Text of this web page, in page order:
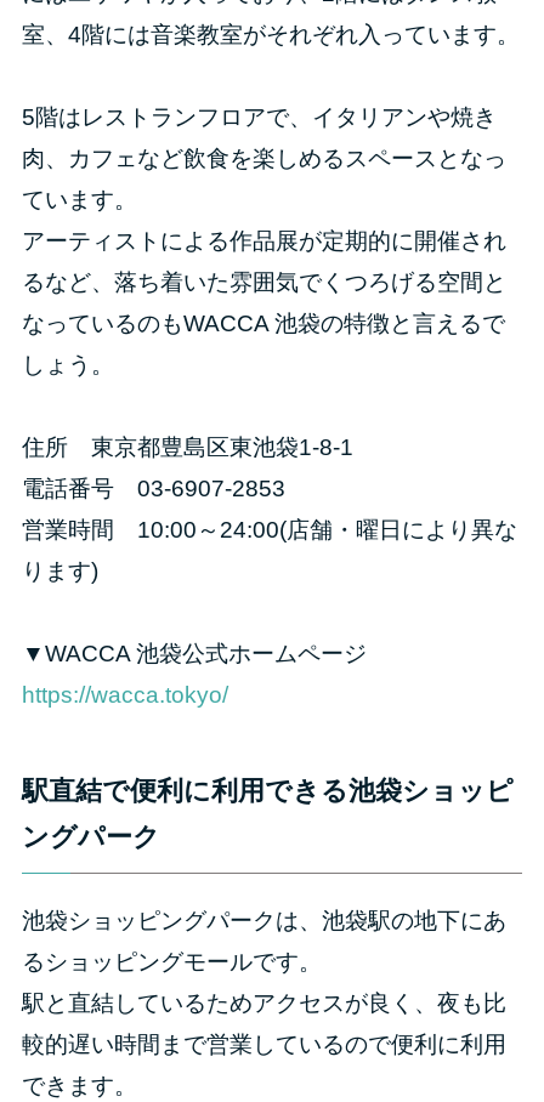
室、4階には音楽教室がそれぞれ入っています。
5階はレストランフロアで、イタリアンや焼き
肉、カフェなど飲食を楽しめるスペースとなっ
ています。
アーティストによる作品展が定期的に開催され
るなど、落ち着いた雰囲気でくつろげる空間と
なっているのもWACCA 池袋の特徴と言えるで
しょう。
住所 東京都豊島区東池袋1-8-1
電話番号 03-6907-2853
営業時間 10:00～24:00(店舗・曜日により異な
ります)
▼WACCA 池袋公式ホームページ
https://wacca.tokyo/
駅直結で便利に利用できる池袋ショッピ
ングパーク
池袋ショッピングパークは、池袋駅の地下にあ
るショッピングモールです。
駅と直結しているためアクセスが良く、夜も比
較的遅い時間まで営業しているので便利に利用
できます。